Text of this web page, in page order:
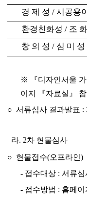
경 제 성 / 시공용
환경친화성 / 조
창 의 성 / 심 미 성
※ 『디자인서울 가
이지 『자료실』
○ 서류심사 결과발표 :
라. 2차 현물심사
○ 현물접수(오프라인)
- 접수대상 : 서류
- 접수방법 : 홈페이